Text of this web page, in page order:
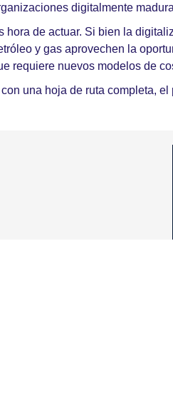
digitalmente
hora de actuar. Si bien la
y gas aprovechen la
requiere nuevos modelos de
una hoja de ruta completa,